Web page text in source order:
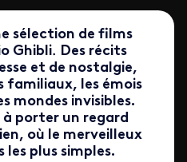
sélection de films
Ghibli. Des récits
et de nostalgie,
familiaux, les émois
mondes invisibles.
porter un regard
où le merveilleux
les plus simples.